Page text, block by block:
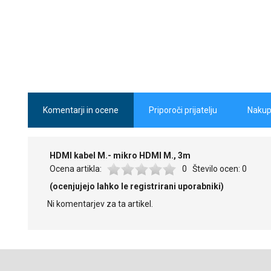
Komentarji in ocene
Priporoči prijatelju
HDMI kabel M.- mikro HDMI M., 3m
Ocena artikla:
0 Število ocen: 0
(ocenjujejo lahko le registrirani uporabniki)
Ni komentarjev za ta artikel.